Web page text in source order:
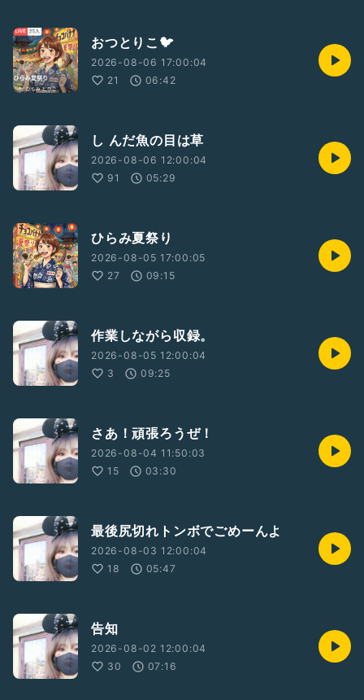
おつとりこ🐦️
2026-08-06 17:00:04
21
06:42
し んだ魚の目は草
2026-08-06 12:00:04
91
05:29
ひらみ夏祭り
2026-08-05 17:00:05
27
09:15
作業しながら収録。
2026-08-05 12:00:04
3
09:25
さあ！頑張ろうぜ！
2026-08-04 11:50:03
15
03:30
最後尻切れトンボでごめーんよ
2026-08-03 12:00:04
18
05:47
告知
2026-08-02 12:00:04
30
07:16